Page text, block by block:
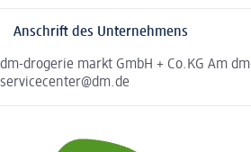
Anschrift des Unternehmens
dm-drogerie markt GmbH + Co.KG Am
servicecenter@dm.de